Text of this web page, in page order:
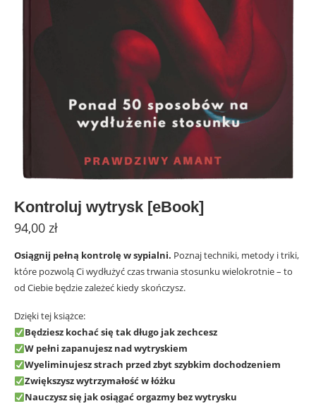
Kontroluj wytrysk [eBook]
94,00 zł
Osiągnij pełną kontrolę w sypialni. Poznaj techniki, metody i triki,
które pozwolą Ci wydłużyć czas trwania stosunku wielokrotnie – to
od Ciebie będzie zależeć kiedy skończysz.
Dzięki tej książce:
Będziesz kochać się tak długo jak zechcesz
W pełni zapanujesz nad wytryskiem
Wyeliminujesz strach przed zbyt szybkim dochodzeniem
Zwiększysz wytrzymałość w łóżku
Nauczysz się jak osiągać orgazmy bez wytrysku